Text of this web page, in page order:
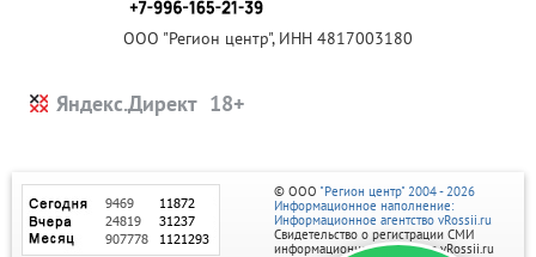
ООО "Регион центр", ИНН 4817003180
Яндекс.Директ
© ООО "Регион центр" 2004 - 2026
Информационное наполнение:
Информационное агентство vRossii.ru
Свидетельство о регистрации СМИ
информационного агентства vRossii.ru